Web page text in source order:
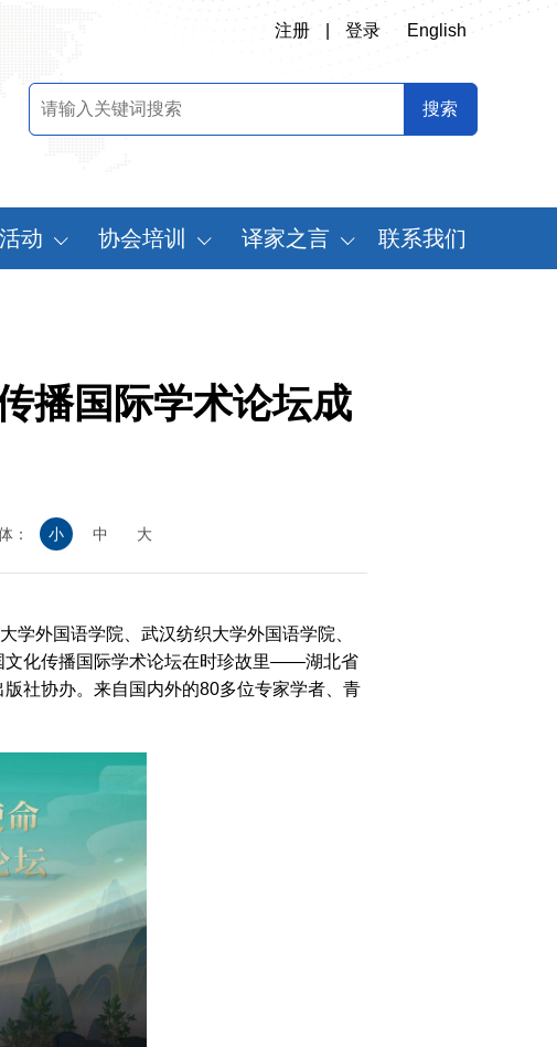
注册 登录 English
动
译论坛
堂
际翻译大
赛
协会培训 译家之言
《中国翻译》摘要
联系我们
播国际学术论坛成
： 小 中 大
学外国语学院、武汉纺织大学外国语学院、
文化传播国际学术论坛在时珍故里——湖北省
社协办。来自国内外的80多位专家学者、青